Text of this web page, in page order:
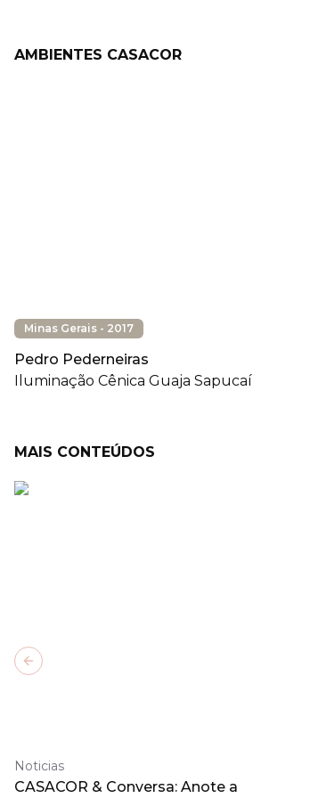
AMBIENTES CASACOR
Minas Gerais - 2017
Pedro Pederneiras
Iluminação Cênica Guaja Sapucaí
MAIS CONTEÚDOS
Noticias
CASACOR & Conversa: Anote a
Previous slide